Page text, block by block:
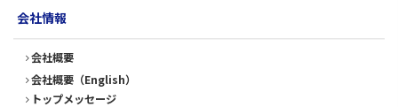
会社情報
会社概要
会社概要（English）
トップメッセージ